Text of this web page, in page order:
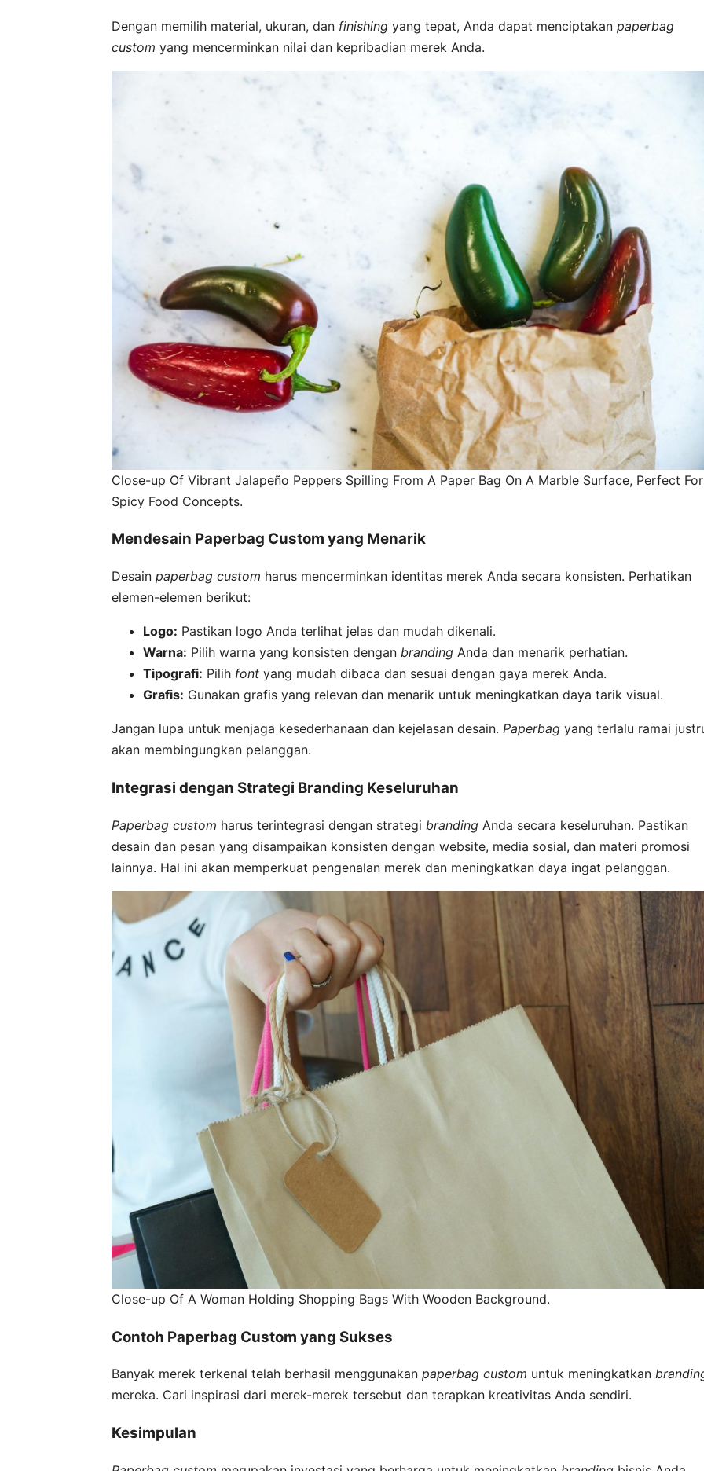
Dengan memilih material, ukuran, dan finishing yang tepat, Anda dapat menciptakan paperbag
custom yang mencerminkan nilai dan kepribadian merek Anda.
Close-up Of Vibrant Jalapeño Peppers Spilling From A Paper Bag On A Marble Surface, Perfect For
Spicy Food Concepts.
Mendesain Paperbag Custom yang Menarik
Desain paperbag custom harus mencerminkan identitas merek Anda secara konsisten. Perhatikan
elemen-elemen berikut:
Logo: Pastikan logo Anda terlihat jelas dan mudah dikenali.
Warna: Pilih warna yang konsisten dengan branding Anda dan menarik perhatian.
Tipografi: Pilih font yang mudah dibaca dan sesuai dengan gaya merek Anda.
Grafis: Gunakan grafis yang relevan dan menarik untuk meningkatkan daya tarik visual.
Jangan lupa untuk menjaga kesederhanaan dan kejelasan desain. Paperbag yang terlalu ramai
akan membingungkan pelanggan.
Integrasi dengan Strategi Branding Keseluruhan
Paperbag custom harus terintegrasi dengan strategi branding Anda secara keseluruhan. Pastikan
desain dan pesan yang disampaikan konsisten dengan website, media sosial, dan materi promosi
lainnya. Hal ini akan memperkuat pengenalan merek dan meningkatkan daya ingat pelanggan.
Close-up Of A Woman Holding Shopping Bags With Wooden Background.
Contoh Paperbag Custom yang Sukses
Banyak merek terkenal telah berhasil menggunakan paperbag custom untuk meningkatkan
mereka. Cari inspirasi dari merek-merek tersebut dan terapkan kreativitas Anda sendiri.
Kesimpulan